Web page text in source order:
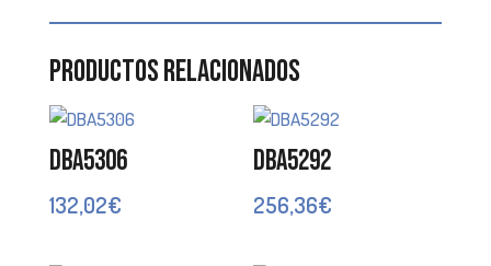
Productos relacionados
DBA5306
132,02€
DBA5292
256,36€